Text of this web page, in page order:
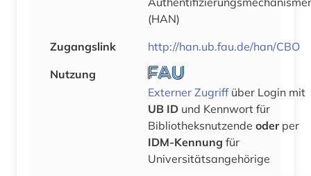
(HAN)
Zugangslink
http://han.ub.fau.de/han/CBO
Nutzung
Externer Zugriffüber Login mit
UB ID und Kennwort für
Bibliotheksnutzende oderper
IDM-Kennung für
Universitätsangehörige